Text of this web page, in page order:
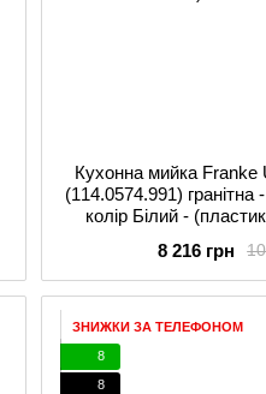
Кухонна мийка Franke
(114.0574.991) гранітна
колір Білий -
8 216 грн
ЗНИЖКИ ЗА ТЕЛЕФОНОМ
8
8